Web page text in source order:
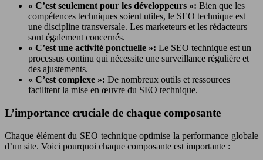
« C’est seulement pour les développeurs »: Bien que les
compétences techniques soient utiles, le SEO technique est
une discipline transversale. Les marketeurs et les rédacteurs
sont également concernés.
« C’est une activité ponctuelle »: Le SEO technique est un
processus continu qui nécessite une surveillance régulière et
des ajustements.
« C’est complexe »: De nombreux outils et ressources
facilitent la mise en œuvre du SEO technique.
L’importance cruciale de chaque composante
Chaque élément du SEO technique optimise la performance globale
d’un site. Voici pourquoi chaque composante est importante :